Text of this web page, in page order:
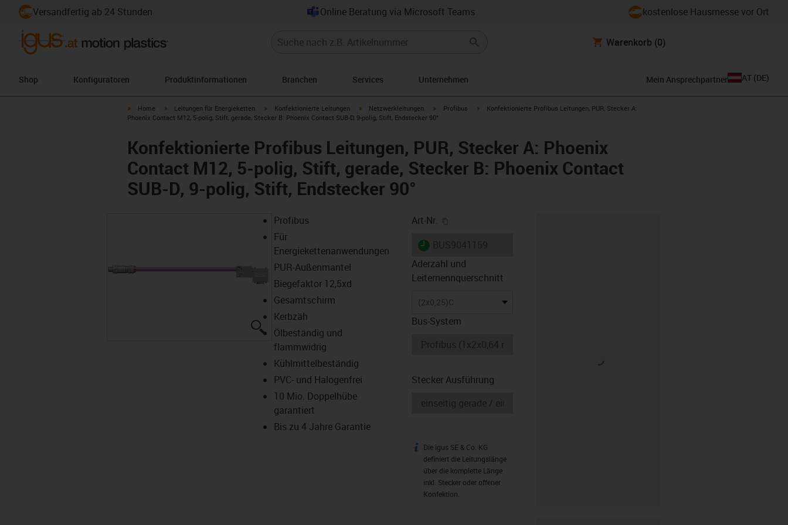
Versandfertig ab 24 Stunden Online Beratung via Microsoft Teams kostenlose Hausmesse vor Ort
Warenkorb (0)
Shop Konfiguratoren Produktinformationen Branchen Services Unternehmen Mein Ansprechpartner AT (DE)
igus-icon-arrow-right
Home igus-icon-arrow-right
Leitungen für Energieketten igus-icon-arrow-right
Konfektionierte Leitungen igus-icon-arrow-right
Netzwerkleitungen igus-icon-arrow-right
Profibus igus-icon-arrow-right
Konfektionierte Profibus Leitungen, PUR, Stecker A:
Phoenix Contact M12, 5-polig, Stift, gerade, Stecker B: Phoenix Contact SUB-D, 9-polig, Stift, Endstecker 90°
Konfektionierte Profibus Leitungen, PUR, Stecker A: Phoenix
Contact M12, 5-polig, Stift, gerade, Stecker B: Phoenix Contact
SUB-D, 9-polig, Stift, Endstecker 90°
igus-icon-lupe
Profibus
Für
Energiekettenanwendungen
PUR-Außenmantel
Biegefaktor 12,5xd
Gesamtschirm
Kerbzäh
Ölbeständig und
flammwidrig
Kühlmittelbeständig
PVC- und Halogenfrei
10 Mio. Doppelhübe
garantiert
Bis zu 4 Jahre Garantie
Art-Nr.
igus-icon-lieferzeit
Aderzahl und
Leiternennquerschnitt
(2x0,25)C
Bus-System
Stecker Ausführung
igus-icon-info
Die igus SE & Co. KG
definiert die Leitungslänge
über die komplette Länge
inkl. Stecker oder offener
Konfektion.